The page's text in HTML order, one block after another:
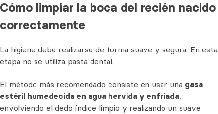
Cómo limpiar la boca del recién nacido
correctamente
La higiene debe realizarse de forma suave y segura. En esta
etapa no se utiliza pasta dental.
El método más recomendado consiste en usar una gasa
estéril humedecida en agua hervida y enfriada,
envolviendo el dedo índice limpio y realizando un suave